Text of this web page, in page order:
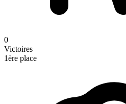
0
Victoires
1ère place